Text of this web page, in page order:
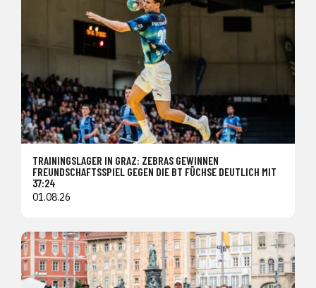
TRAININGSLAGER IN GRAZ: ZEBRAS GEWINNEN
FREUNDSCHAFTSSPIEL GEGEN DIE BT FÜCHSE DEUTLICH MIT
37:24
01.08.26